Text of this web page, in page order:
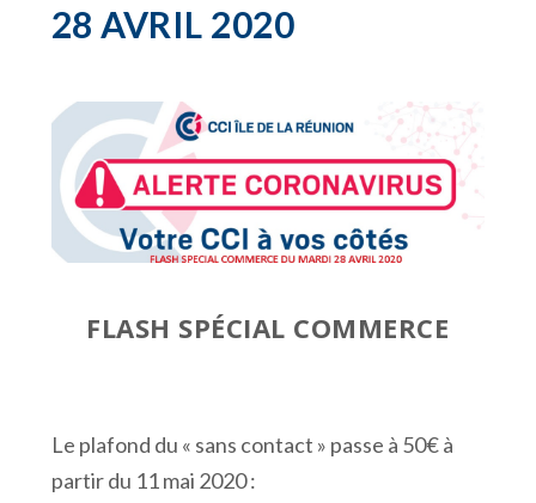
28 AVRIL 2020
FLASH SPÉCIAL COMMERCE
Le plafond du « sans contact » passe à 50€ à
partir du 11 mai 2020 :